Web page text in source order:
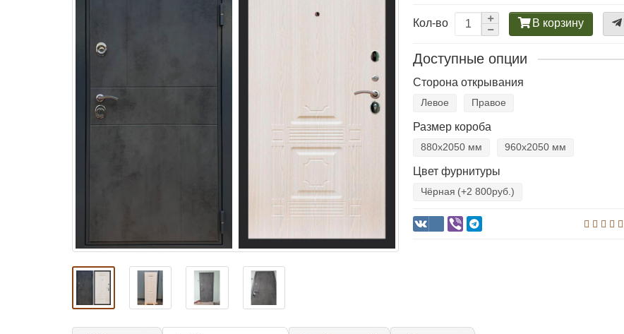
Кол-во В корзину
Доступные опции
Сторона открывания
Левое Правое
Размер короба
880х2050 мм 960х2050 мм
Цвет фурнитуры
Чёрная (+2 800руб.)